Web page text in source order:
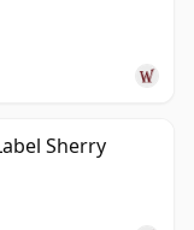
Sherry